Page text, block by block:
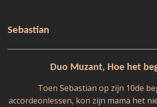
Sebastian
Duo Muzant, Hoe het
Toen Sebastian op zijn 10de
accordeonlessen, kon zijn mama het